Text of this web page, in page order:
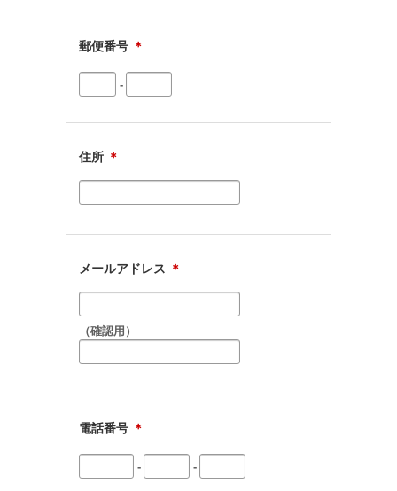
当社は法律で定められている場合を除いて、応募者の個人情
個人情報の取扱いの委託はありません。
５．応募者が当社に個人情報を与えることの任意性
応募者が弊社に対して個人情報を与えることは任意です。た
だし、応募者が当社に個人情報を
訂正、追加、削除の要求、
利用または提供の拒否をする権利があります。必要な場合に
2）前項に係らず、当社は、下記の事項については、その全部
・ 採用選考過程の記録
７．不採用の際は、当社が責任を持って適切な方法で廃棄し
【個人情報問合せ窓口】
〒104-0032 東京都中央区八丁堀3-18-6 PMO八丁堀Ⅲ 4階
電話：03-5860-1937（平日10:00 ～ 18:00）
郵便番号 ＊
-
住所 ＊
メールアドレス ＊
（確認用）
電話番号 ＊
- -